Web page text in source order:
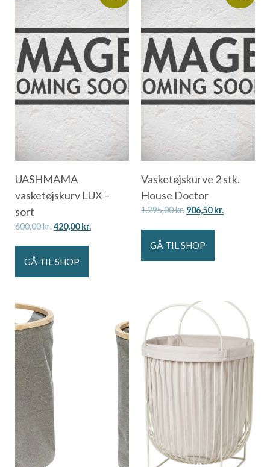
UASHMAMA
vasketøjskurv LUX –
sort
600,00kr.420,00kr.
GÅ TIL SHOP
Vasketøjskurve 2 stk.
House Doctor
1.295,00kr. 906,50kr.
GÅ TIL SHOP